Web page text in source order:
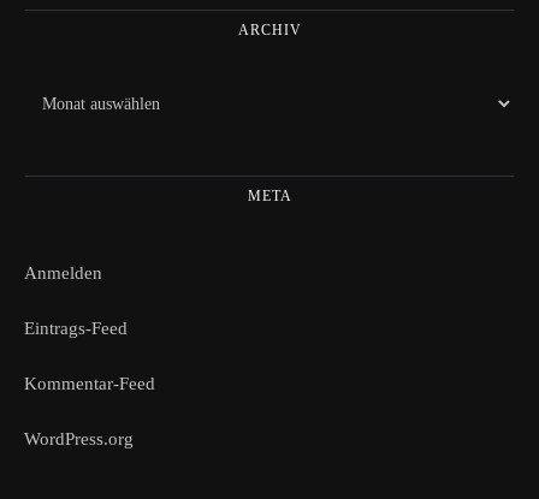
ARCHIV
Archiv
META
Anmelden
Eintrags-Feed
Kommentar-Feed
WordPress.org